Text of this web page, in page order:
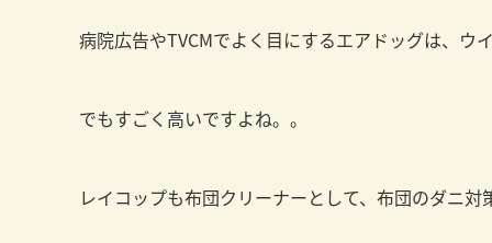
病院広告やTVCMでよく目にするエアドッグは、
でもすごく高いですよね。。
レイコップも布団クリーナーとして、布団のダニ対